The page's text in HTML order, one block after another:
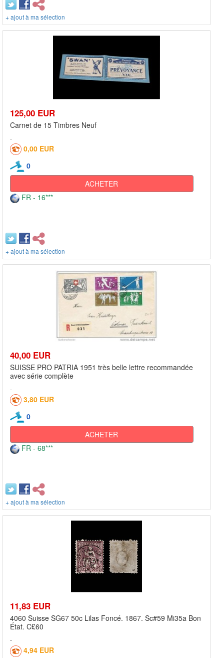
+ ajout à ma sélection
125,00 EUR
Carnet de 15 Timbres Neuf
0,00 EUR
0
ACHETER
FR - 16***
+ ajout à ma sélection
40,00 EUR
SUISSE PRO PATRIA 1951 très belle lettre recommandée
avec série complète
3,80 EUR
0
ACHETER
FR - 68***
+ ajout à ma sélection
11,83 EUR
4060 Suisse SG67 50c Lilas Foncé. 1867. Sc#59 Mi35a Bon
État. C£60
4,94 EUR